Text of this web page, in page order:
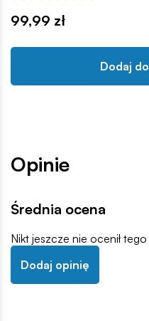
99,99 zł
Dodaj
Opinie
Średnia ocena
Nikt jeszcze nie ocenił
Dodaj opinię